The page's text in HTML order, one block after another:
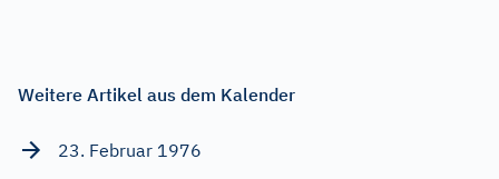
Weitere Artikel aus dem Kalender
23. Februar 1976